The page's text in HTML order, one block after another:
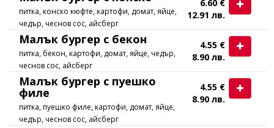
питка, конско кюфте, картофи, домат, яйце,
чедър, чеснов сос, айсберг
6.60 €
12.91 лв.
Малък бургер с бекон
питка, бекон, картофи, домат, яйце, чедър,
чеснов сос, айсберг
4.55 €
8.90 лв.
Малък бургер с пуешко
филе
питка, пуешко филе, картофи, домат, яйце,
чедър, чеснов сос, айсберг
4.55 €
8.90 лв.